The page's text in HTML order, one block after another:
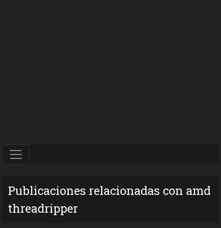
Publicaciones relacionadas con amd
threadripper